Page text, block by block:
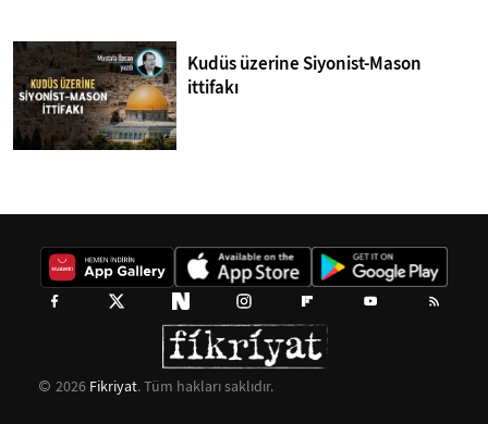
Kudüs üzerine Siyonist-Mason
ittifakı
2026 Fikriyat. Tüm hakları saklıdır.